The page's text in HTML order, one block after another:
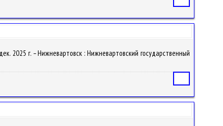
2025 г. – Нижневартовск : Нижневартовский государственный